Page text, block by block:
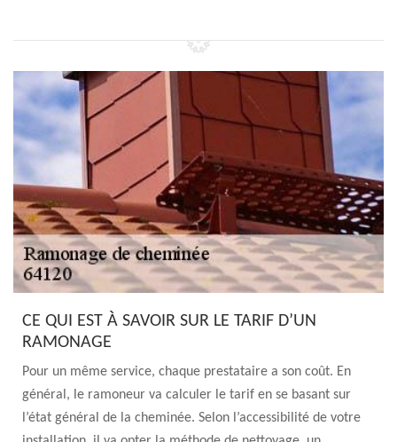
CE QUI EST À SAVOIR SUR LE TARIF D’UN
RAMONAGE
Pour un même service, chaque prestataire a son coût. En
général, le ramoneur va calculer le tarif en se basant sur
l’état général de la cheminée. Selon l’accessibilité de votre